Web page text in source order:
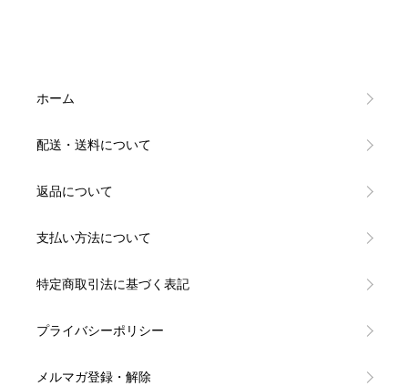
ホーム
配送・送料について
返品について
支払い方法について
特定商取引法に基づく表記
プライバシーポリシー
メルマガ登録・解除